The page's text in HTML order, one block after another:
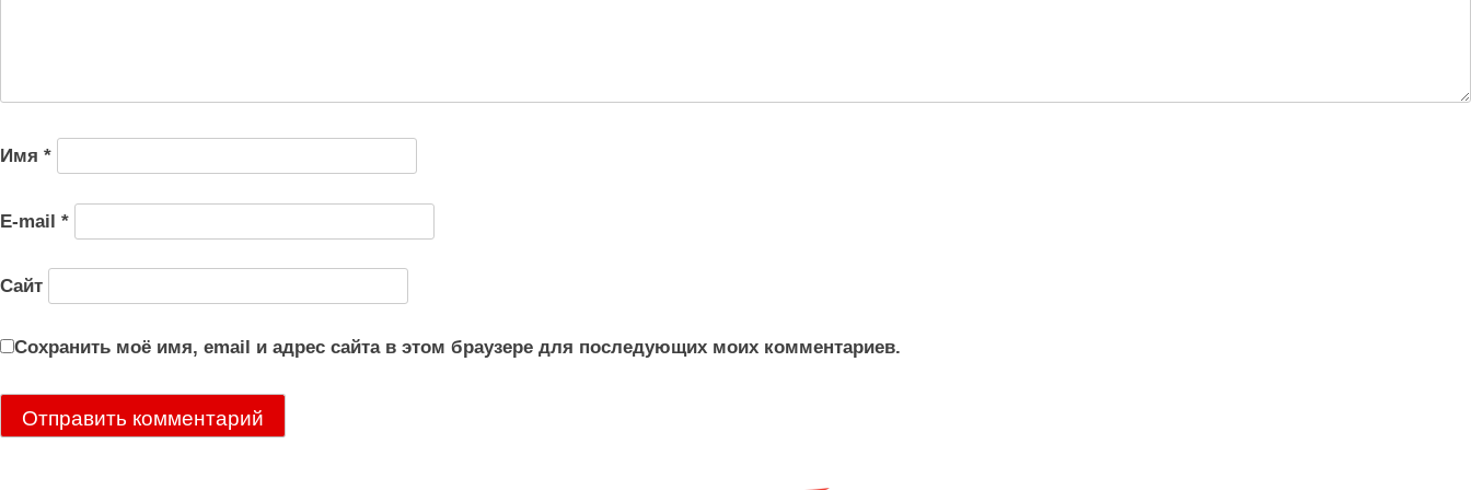
Имя *
E-mail *
Сайт
Сохранить моё имя, email и адрес сайта в этом браузере для последующих моих комментариев.